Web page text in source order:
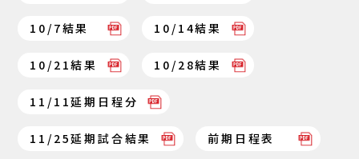
10/7結果 10/14結果
10/21結果 10/28結果
11/11延期日程分
11/25延期試合結果 前期日程表